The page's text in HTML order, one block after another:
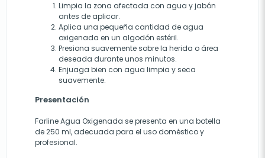
Limpia la zona afectada con agua y jabón
antes de aplicar.
Aplica una pequeña cantidad de agua
oxigenada en un algodón estéril.
Presiona suavemente sobre la herida o área
deseada durante unos minutos.
Enjuaga bien con agua limpia y seca
suavemente.
Presentación
Farline Agua Oxigenada se presenta en una botella
de 250 ml, adecuada para el uso doméstico y
profesional.